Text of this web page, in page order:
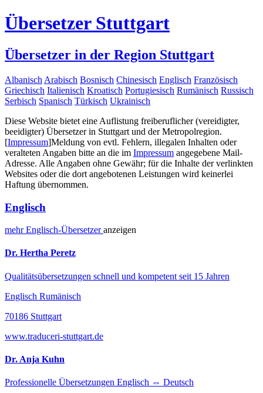
Übersetzer Stuttgart
Übersetzer in der Region Stuttgart
Albanisch Arabisch Bosnisch Chinesisch Englisch Französisch
Griechisch Italienisch Kroatisch Portugiesisch Rumänisch Russisch
Serbisch Spanisch Türkisch Ukrainisch
Diese Website bietet eine Auflistung freiberuflicher (vereidigter,
beeidigter) Übersetzer in Stuttgart und der Metropolregion.
[Impressum]Meldung von evtl. Fehlern, illegalen Inhalten oder
veralteten Angaben bitte an die im Impressum angegebene Mail-
Adresse. Alle Angaben ohne Gewähr; für die Inhalte der verlinkten
Websites oder die dort angebotenen Leistungen wird keinerlei
Haftung übernommen.
Englisch
mehrEnglisch-Übersetzeranzeigen
Dr. Hertha Peretz
Qualitätsübersetzungen schnell und kompetent seit 15 Jahren
Englisch Rumänisch
70186 Stuttgart
www.traduceri-stuttgart.de
Dr. Anja Kuhn
Professionelle Übersetzungen Englisch ⇔ Deutsch